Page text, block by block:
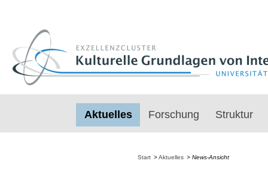
Aktuelles Forschung Struktur
Start >Aktuelles > News-Ansicht